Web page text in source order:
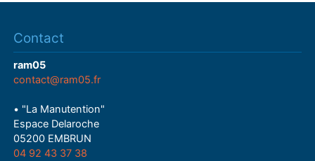
Contact
ram05
contact@ram05.fr
• "La Manutention"
Espace Delaroche
05200 EMBRUN
04 92 43 37 38